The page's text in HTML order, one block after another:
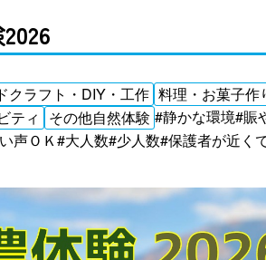
クラフト・DIY・工作 料理・お菓子作
ティ その他自然体験 #静かな環境#賑
声ＯＫ#大人数#少人数#保護者が近く